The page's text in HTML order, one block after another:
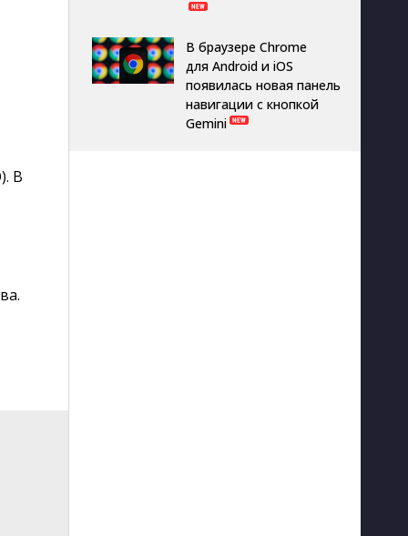
В
В браузере Chrome
для Android и iOS
появилась новая панель
навигации с кнопкой
Gemini